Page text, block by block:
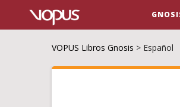
VOPUS Libros Gnosis > Español